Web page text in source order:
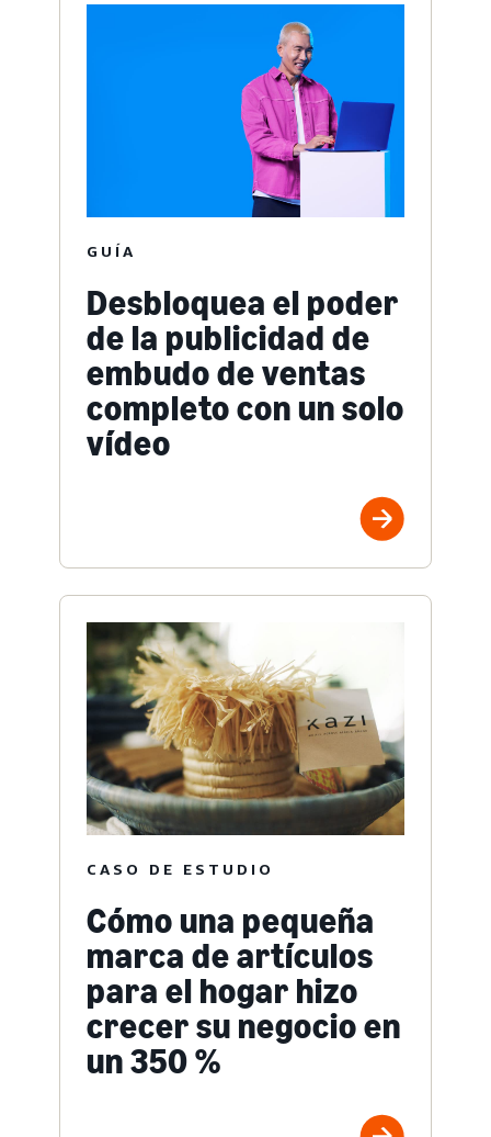
GUÍA
Desbloquea el poder
de la publicidad de
embudo de ventas
completo con un solo
vídeo
CASO DE ESTUDIO
Cómo una pequeña
marca de artículos
para el hogar hizo
crecer su negocio en
un 350 %